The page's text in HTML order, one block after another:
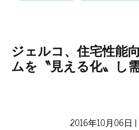
ジェルコ、住宅性能
ムを〝見える化〟し
2016年10月06日 |